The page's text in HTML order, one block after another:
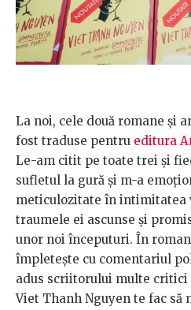
La noi, cele două romane și
fost traduse pentru editura
Le-am citit pe toate trei și
sufletul la gură și m-a
meticulozitate în intimitatea
traumele ei ascunse și
unor noi începuturi. În
împletește cu comentariul
adus scriitorului multe
Viet Thanh Nguyen te fac să